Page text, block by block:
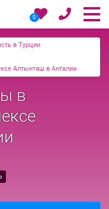
0
в Турции
Алтынташ в Анталии
в